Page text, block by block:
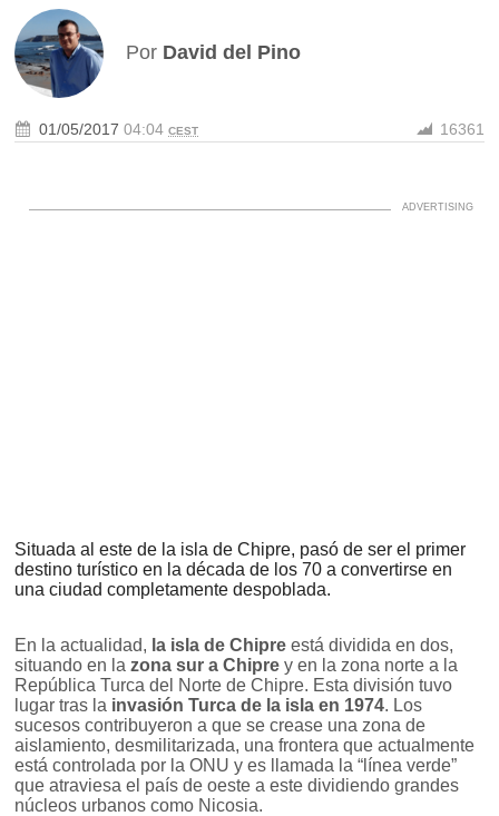
Por David del Pino
01/05/2017 04:04CEST 16361
Situada al este de la isla de Chipre, pasó de ser el primer
destino turístico en la década de los 70 a convertirse en
una ciudad completamente despoblada.
En la actualidad, la isla de Chipre está dividida en dos,
situando en lazona sur a Chipre y en la zona norte a la
República Turca del Norte de Chipre. Esta división tuvo
lugar tras la invasión Turca de la isla en 1974. Los
sucesos contribuyeron a que se crease una zona de
aislamiento, desmilitarizada, una frontera que actualmente
está controlada por la ONU y es llamada la “línea verde”
que atraviesa el país de oeste a este dividiendo grandes
núcleos urbanos como Nicosia.